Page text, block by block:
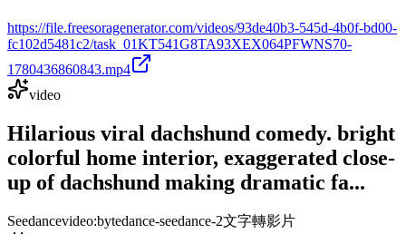
https://file.freesoragenerator.com/videos/93de40b3-545d-4b0f-bd00-
fc102d5481c2/task_01KT541G8TA93XEX064PFWNS70-
1780436860843.mp4
video
Hilarious viral dachshund comedy. bright
colorful home interior, exaggerated close-
up of dachshund making dramatic fa...
Seedancevideo:bytedance-seedance-2文字轉影片